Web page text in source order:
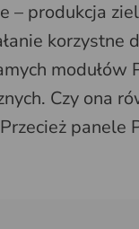
– produkcja
Czy ona
panele